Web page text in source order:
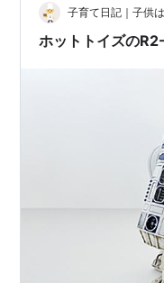
見どころっぽいが、
キアヌがゆっくり動
子育て日記｜子供
ホットトイズの